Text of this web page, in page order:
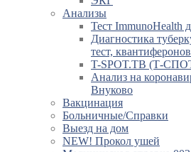
Анализы
Тест ImmunoHealth
Диагностика
тест,
T-SPOT.TB (Т-
Анализ на
Внуково
Вакцинация
Больничные/Справки
Выезд на дом
NEW! Прокол ушей